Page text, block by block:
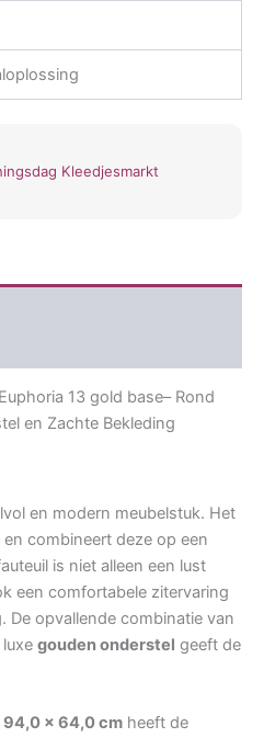
Kleedjesmarkt
13 gold base– Rond
en Zachte Bekleding
en modern meubelstuk. Het
combineert deze op een
is niet alleen een lust
een comfortabele zitervaring
De opvallende combinatie van
gouden onderstel geeft de
x 64,0 cm heeft de